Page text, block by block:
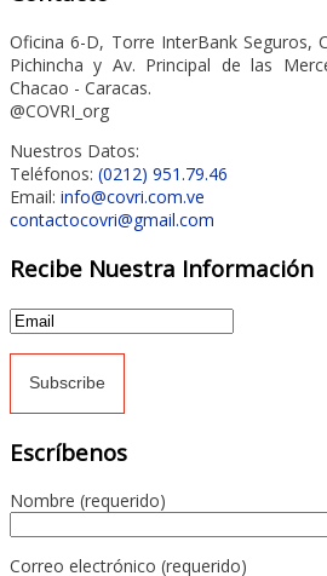
Oficina 6-D, Torre InterBank Seguros,
Pichincha y Av. Principal de las
Chacao - Caracas.
@COVRI_org
Nuestros Datos:
Teléfonos: (0212) 951.79.46
Email: info@covri.com.ve
contactocovri@gmail.com
Recibe Nuestra Información
Escríbenos
Nombre (requerido)
Correo electrónico (requerido)